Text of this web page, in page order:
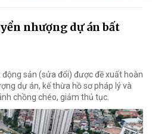
nhượng dự án bất
sản (sửa đổi) được đề xuất hoàn
dự án, kế thừa hồ sơ pháp lý và
chồng chéo, giảm thủ tục.